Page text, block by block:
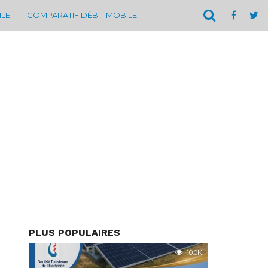
COMPARATIF DÉBIT MOBILE
PLUS POPULAIRES
10.0K